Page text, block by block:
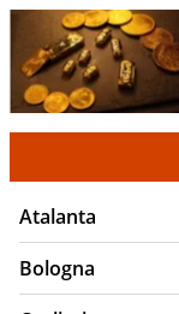
Atalanta
Bologna